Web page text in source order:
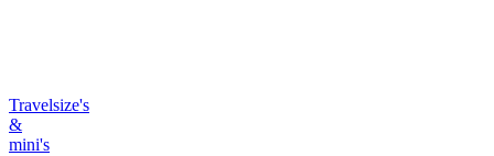
Travelsize's
&
mini's